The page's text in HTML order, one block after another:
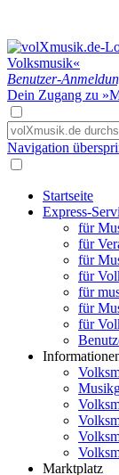
Benutzer-
Dein Zugang zu
Navigation
Startseite
Express-
für
für
für
für
für
für
für
Marktplatz